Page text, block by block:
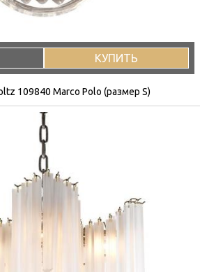
КУПИТЬ
109840 Marco Polo (размер S)